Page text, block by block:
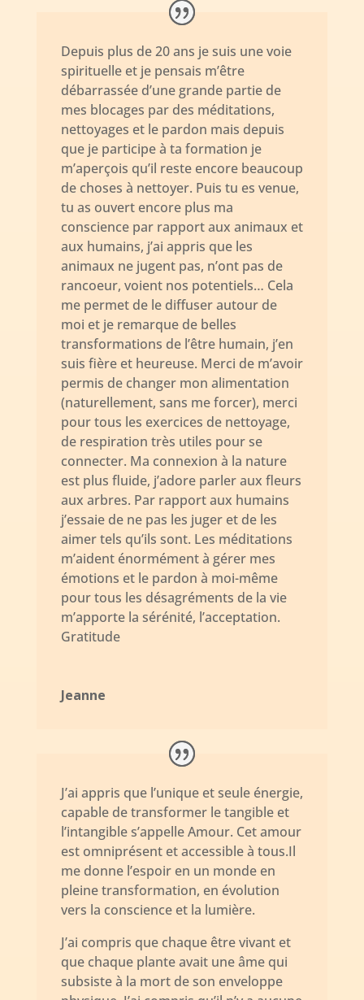
Depuis plus de 20 ans je suis une voie
spirituelle et je pensais m’être
débarrassée d’une grande partie de
mes blocages par des méditations,
nettoyages et le pardon mais depuis
que je participe à ta formation je
m’aperçois qu’il reste encore beaucoup
de choses à nettoyer. Puis tu es venue,
tu as ouvert encore plus ma
conscience par rapport aux animaux et
aux humains, j’ai appris que les
animaux ne jugent pas, n’ont pas de
rancoeur, voient nos potentiels… Cela
me permet de le diffuser autour de
moi et je remarque de belles
transformations de l’être humain, j’en
suis fière et heureuse. Merci de m’avoir
permis de changer mon alimentation
(naturellement, sans me forcer), merci
pour tous les exercices de nettoyage,
de respiration très utiles pour se
connecter. Ma connexion à la nature
est plus fluide, j’adore parler aux fleurs
aux arbres. Par rapport aux humains
j’essaie de ne pas les juger et de les
aimer tels qu’ils sont. Les méditations
m’aident énormément à gérer mes
émotions et le pardon à moi-même
pour tous les désagréments de la vie
m’apporte la sérénité, l’acceptation.
Gratitude
Jeanne
J’ai appris que l’unique et seule énergie,
capable de transformer le tangible et
l’intangible s’appelle Amour. Cet amour
est omniprésent et accessible à tous.Il
me donne l’espoir en un monde en
pleine transformation, en évolution
vers la conscience et la lumière.
J’ai compris que chaque être vivant et
que chaque plante avait une âme qui
subsiste à la mort de son enveloppe